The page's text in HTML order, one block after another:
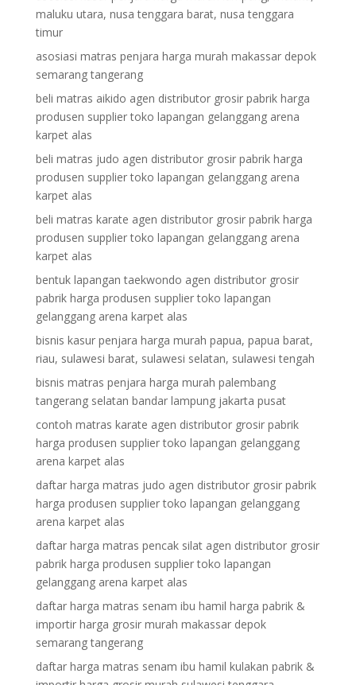
maluku utara, nusa tenggara barat, nusa tenggara
timur
asosiasi matras penjara harga murah makassar depok
semarang tangerang
beli matras aikido agen distributor grosir pabrik harga
produsen supplier toko lapangan gelanggang arena
karpet alas
beli matras judo agen distributor grosir pabrik harga
produsen supplier toko lapangan gelanggang arena
karpet alas
beli matras karate agen distributor grosir pabrik harga
produsen supplier toko lapangan gelanggang arena
karpet alas
bentuk lapangan taekwondo agen distributor grosir
pabrik harga produsen supplier toko lapangan
gelanggang arena karpet alas
bisnis kasur penjara harga murah papua, papua barat,
riau, sulawesi barat, sulawesi selatan, sulawesi tengah
bisnis matras penjara harga murah palembang
tangerang selatan bandar lampung jakarta pusat
contoh matras karate agen distributor grosir pabrik
harga produsen supplier toko lapangan gelanggang
arena karpet alas
daftar harga matras judo agen distributor grosir pabrik
harga produsen supplier toko lapangan gelanggang
arena karpet alas
daftar harga matras pencak silat agen distributor grosir
pabrik harga produsen supplier toko lapangan
gelanggang arena karpet alas
daftar harga matras senam ibu hamil harga pabrik &
importir harga grosir murah makassar depok
semarang tangerang
daftar harga matras senam ibu hamil kulakan pabrik &